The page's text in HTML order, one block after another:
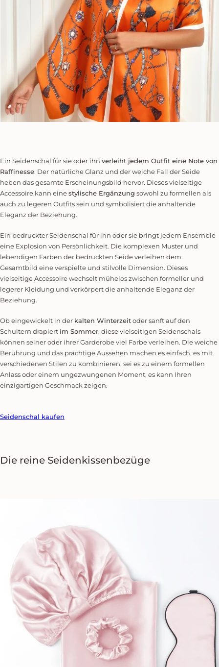
Ein Seidenschal für sie oder ihn verleiht jedem Outfit eine Note von
Raffinesse. Der natürliche Glanz und der weiche Fall der Seide
heben das gesamte Erscheinungsbild hervor. Dieses vielseitige
Accessoire kann einestylische Ergänzung sowohl zu formellen als
auch zu legeren Outfits sein und symbolisiert die anhaltende
Eleganz der Beziehung.
Ein bedruckter Seidenschal für ihn oder sie bringt jedem Ensemble
eine Explosion von Persönlichkeit. Die komplexen Muster und
lebendigen Farben der bedruckten Seide verleihen dem
Gesamtbild eine verspielte und stilvolle Dimension. Dieses
vielseitige Accessoire wechselt mühelos zwischen formeller und
legerer Kleidung und verkörpert die anhaltende Eleganz der
Beziehung.
Ob eingewickelt in der kalten Winterzeitoder sanft auf den
Schultern drapiert im Sommer, diese vielseitigen Seidenschals
können seiner oder ihrer Garderobe viel Farbe verleihen. Die weiche
Berührung und das prächtige Aussehen machen es einfach, es mit
verschiedenen Stilen zu kombinieren, sei es zu einem formellen
Anlass oder einem ungezwungenen Moment, es kann Ihren
einzigartigen Geschmack zeigen.
Seidenschal kaufen
Die reine Seidenkissenbezüge